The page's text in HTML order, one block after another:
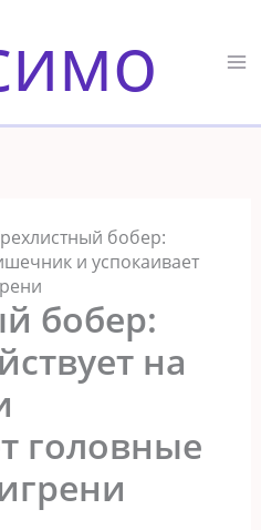
бобер:
и успокаивает
бобер:
на
головные